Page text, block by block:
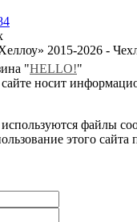
2015-2026 -
"HELLO!"
носит
файлы
этого сайта